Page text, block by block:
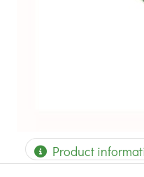
Product